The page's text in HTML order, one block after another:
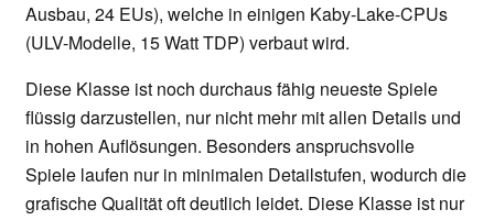
Ausbau, 24 EUs), welche in einigen Kaby-Lake-CPUs
(ULV-Modelle, 15 Watt TDP) verbaut wird.
Diese Klasse ist noch durchaus fähig neueste Spiele
flüssig darzustellen, nur nicht mehr mit allen Details und
in hohen Auflösungen. Besonders anspruchsvolle
Spiele laufen nur in minimalen Detailstufen, wodurch die
grafische Qualität oft deutlich leidet. Diese Klasse ist nur